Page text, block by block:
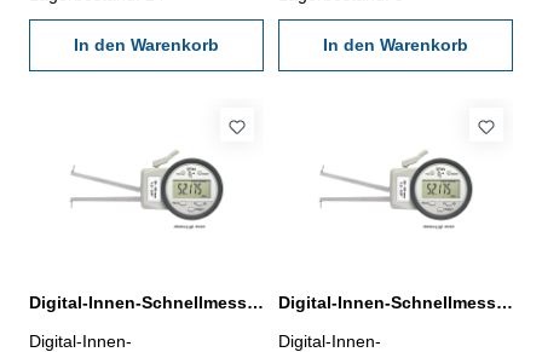
mit Laufbalken- mm/inch,
0/Off, Preset-, Tol- und
,,Mode"-Taste- mit
In den Warenkorb
0,001 mm- Anzeige mit
Laufbalken- mm/inch, 0/Off,
Preset-, Tol- und ,,+/-"-Taste-
In den Warenkorb
Digital-Innen-Schnellmesstaster 5 - 15 mm IP 65
Digital-Innen-
Digital-Innen-Schnellmesstaster 50 - 100 mm IP 65
Digital-Innen-